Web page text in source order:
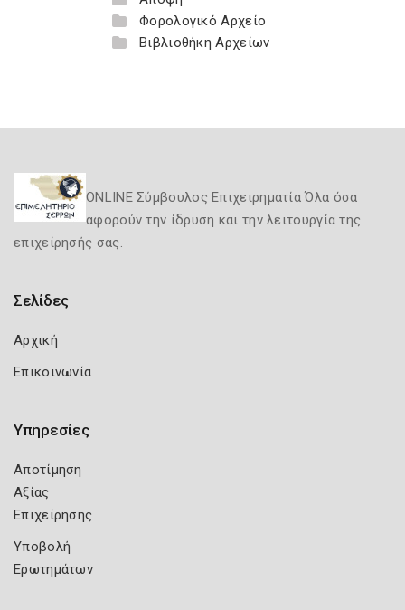
Φορολογικό Αρχείο
Βιβλιοθήκη Αρχείων
ONLINE Σύμβουλος Επιχειρηματία Όλα όσα
αφορούν την ίδρυση και την λειτουργία της
επιχείρησής σας.
Σελίδες
Αρχική
Επικοινωνία
Υπηρεσίες
Αποτίμηση
Αξίας
Επιχείρησης
Υποβολή
Ερωτημάτων